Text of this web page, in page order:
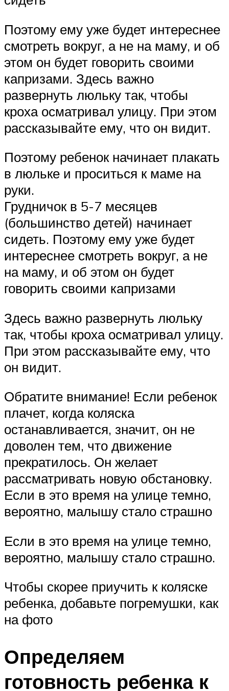
Поэтому ему уже будет интереснее
смотреть вокруг, а не на маму, и об
этом он будет говорить своими
капризами. Здесь важно
развернуть люльку так, чтобы
кроха осматривал улицу. При этом
рассказывайте ему, что он видит.
Поэтому ребенок начинает плакать
в люльке и проситься к маме на
руки.
Грудничок в 5-7 месяцев
(большинство детей) начинает
сидеть. Поэтому ему уже будет
интереснее смотреть вокруг, а не
на маму, и об этом он будет
говорить своими капризами
Здесь важно развернуть люльку
так, чтобы кроха осматривал улицу.
При этом рассказывайте ему, что
он видит.
Обратите внимание! Если ребенок
плачет, когда коляска
останавливается, значит, он не
доволен тем, что движение
прекратилось. Он желает
рассматривать новую обстановку.
Если в это время на улице темно,
вероятно, малышу стало страшно
Если в это время на улице темно,
вероятно, малышу стало страшно.
Чтобы скорее приучить к коляске
ребенка, добавьте погремушки, как
на фото
Определяем
готовность ребенка к